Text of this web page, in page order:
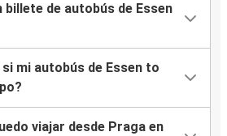
billete de autobús de Essen
mi autobús de Essen to
viajar desde Praga en